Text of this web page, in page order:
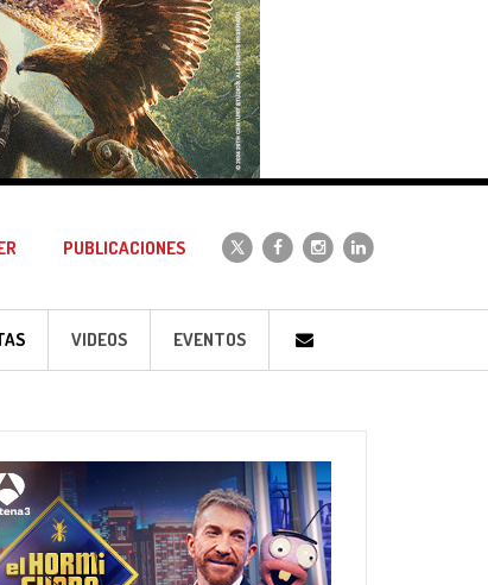
PUBLICACIONES
VIDEOS EVENTOS